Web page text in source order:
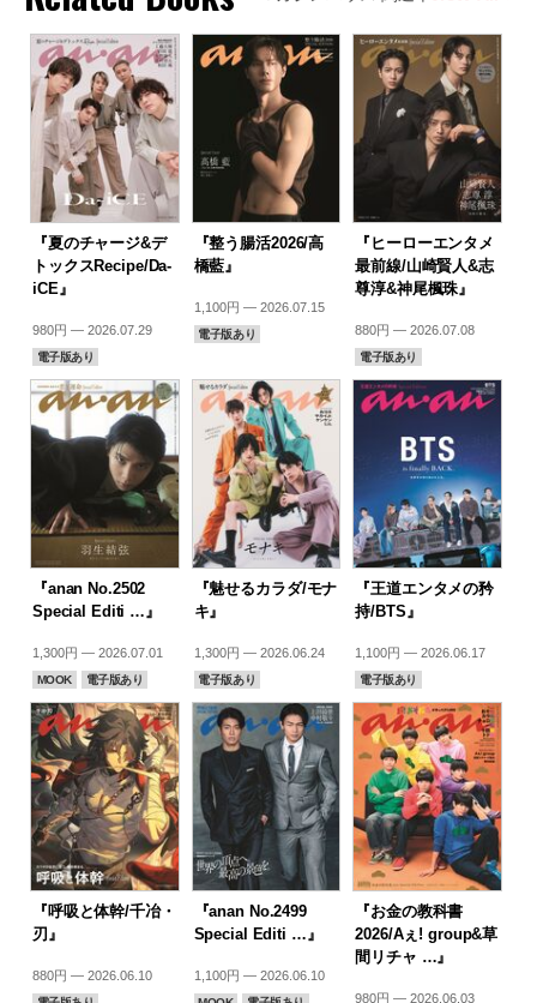
『夏のチャージ&デ
トックスRecipe/Da-
iCE』
980円 — 2026.07.29
電子版あり
『整う腸活2026/高
橋藍』
1,100円 — 2026.07.15
電子版あり
『ヒーローエンタメ
最前線/山崎賢人&志
尊淳&神尾楓珠』
880円 — 2026.07.08
電子版あり
『anan No.2502
Special Editi …』
1,300円 — 2026.07.01
MOOK 電子版あり
『魅せるカラダ/モナ
キ』
1,300円 — 2026.06.24
電子版あり
『王道エンタメの矜
持/BTS』
1,100円 — 2026.06.17
電子版あり
『呼吸と体幹/千冶・
刃』
880円 — 2026.06.10
『anan No.2499
Special Editi …』
1,100円 — 2026.06.10
『お金の教科書
2026/Aぇ! group&草
間リチャ …』
980円 — 2026.06.03